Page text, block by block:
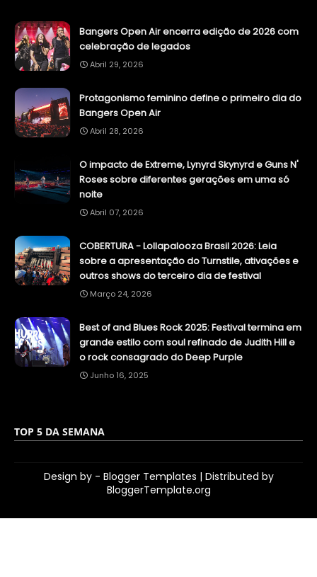
Bangers Open Air encerra edição de 2026 com
celebração de legados
Abril 29, 2026
Protagonismo feminino define o primeiro dia do
Bangers Open Air
Abril 28, 2026
O impacto de Extreme, Lynyrd Skynyrd e Guns N'
Roses sobre diferentes gerações em uma só
noite
Abril 07, 2026
COBERTURA - Lollapalooza Brasil 2026: Leia
sobre a apresentação do Turnstile, ativações e
outros shows do terceiro dia de festival
Março 24, 2026
Best of and Blues Rock 2025: Festival termina em
grande estilo com soul refinado de Judith Hill e
o rock consagrado do Deep Purple
Junho 16, 2025
TOP 5 DA SEMANA
Design by - Blogger Templates | Distributed by
BloggerTemplate.org